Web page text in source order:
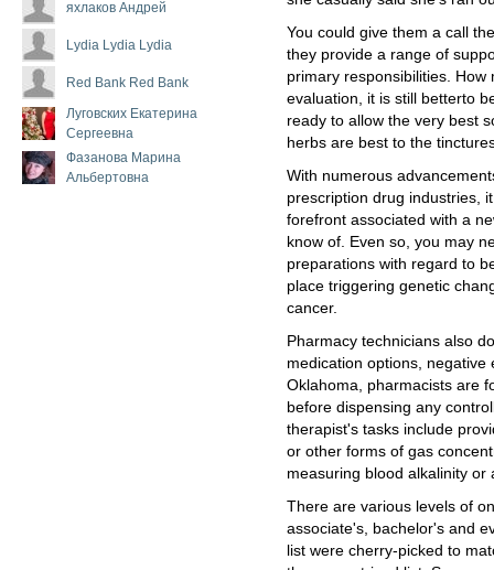
яхлаков Андрей
Lydia Lydia Lydia
Red Bank Red Bank
Луговских Екатерина
Сергеевна
Фазанова Марина
Альбертовна
You could give them a call
they provide a range of
primary responsibilities.
evaluation, it is still betterto
ready to allow the very best
herbs are best to the
With numerous
prescription drug industries,
forefront associated with a
know of. Even so, you may
preparations with regard to
place triggering genetic
cancer.
Pharmacy technicians also
medication options,
Oklahoma, pharmacists are
before dispensing any
therapist's tasks include
or other forms of gas
measuring blood alkalinity or
There are various levels of
associate's, bachelor's and
list were cherry-picked to